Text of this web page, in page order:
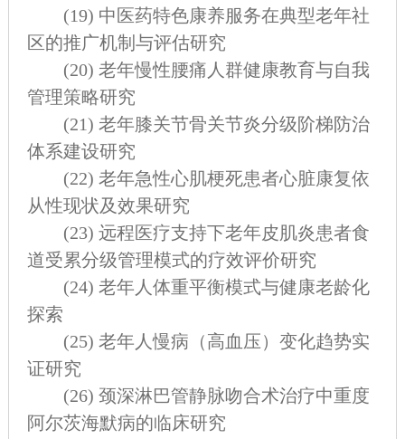
(19) 中医药特色康养服务在典型老年社
区的推广机制与评估研究
(20) 老年慢性腰痛人群健康教育与自我
管理策略研究
(21) 老年膝关节骨关节炎分级阶梯防治
体系建设研究
(22) 老年急性心肌梗死患者心脏康复依
从性现状及效果研究
(23) 远程医疗支持下老年皮肌炎患者食
道受累分级管理模式的疗效评价研究
(24) 老年人体重平衡模式与健康老龄化
探索
(25) 老年人慢病（高血压）变化趋势实
证研究
(26) 颈深淋巴管静脉吻合术治疗中重度
阿尔茨海默病的临床研究